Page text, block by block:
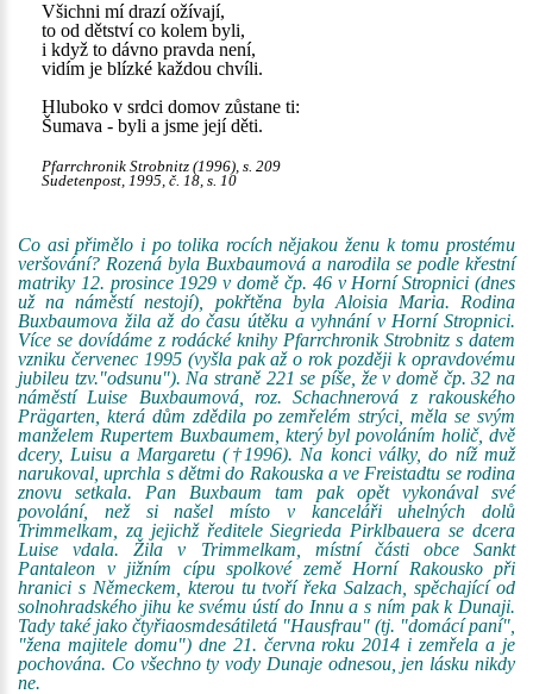
Všichni mí drazí ožívají,
to od dětství co kolem byli,
i když to dávno pravda není,
vidím je blízké každou chvíli.
Hluboko v srdci domov zůstane ti:
Šumava - byli a jsme její děti.
Pfarrchronik Strobnitz (1996), s. 209
Sudetenpost, 1995, č. 18, s. 10
Co asi přimělo i po tolika rocích nějakou ženu k tomu prostému
veršování? Rozená byla Buxbaumová a narodila se podle křestní
matriky 12. prosince 1929 v domě čp. 46 v Horní Stropnici (dnes
už na náměstí nestojí), pokřtěna byla Aloisia Maria. Rodina
Buxbaumova žila až do času útěku a vyhnání v Horní Stropnici.
Více se dovídáme z rodácké knihy Pfarrchronik Strobnitz s datem
vzniku červenec 1995 (vyšla pak až o rok později k opravdovému
jubileu tzv."odsunu"). Na straně 221 se píše, že v domě čp. 32 na
náměstí Luise Buxbaumová, roz. Schachnerová z rakouského
Prägarten, která dům zdědila po zemřelém strýci, měla se svým
manželem Rupertem Buxbaumem, který byl povoláním holič, dvě
dcery, Luisu a Margaretu (†1996). Na konci války, do níž muž
narukoval, uprchla s dětmi do Rakouska a ve Freistadtu se rodina
znovu setkala. Pan Buxbaum tam pak opět vykonával své
povolání, než si našel místo v kanceláři uhelných dolů
Trimmelkam, za jejichž ředitele Siegrieda Pirklbauera se dcera
Luise vdala. Žila v Trimmelkam, místní části obce Sankt
Pantaleon v jižním cípu spolkové země Horní Rakousko při
hranici s Německem, kterou tu tvoří řeka Salzach, spěchající od
solnohradského jihu ke svému ústí do Innu a s ním pak k Dunaji.
Tady také jako čtyřiaosmdesátiletá "Hausfrau" (tj. "domácí paní",
"žena majitele domu") dne 21. června roku 2014 i zemřela a je
pochována. Co všechno ty vody Dunaje odnesou, jen lásku nikdy
ne.